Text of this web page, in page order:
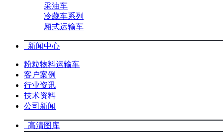
采油车
冷藏车系列
厢式运输车
新闻中心
粉粒物料运输车
客户案例
行业资讯
技术资料
公司新闻
高清图库